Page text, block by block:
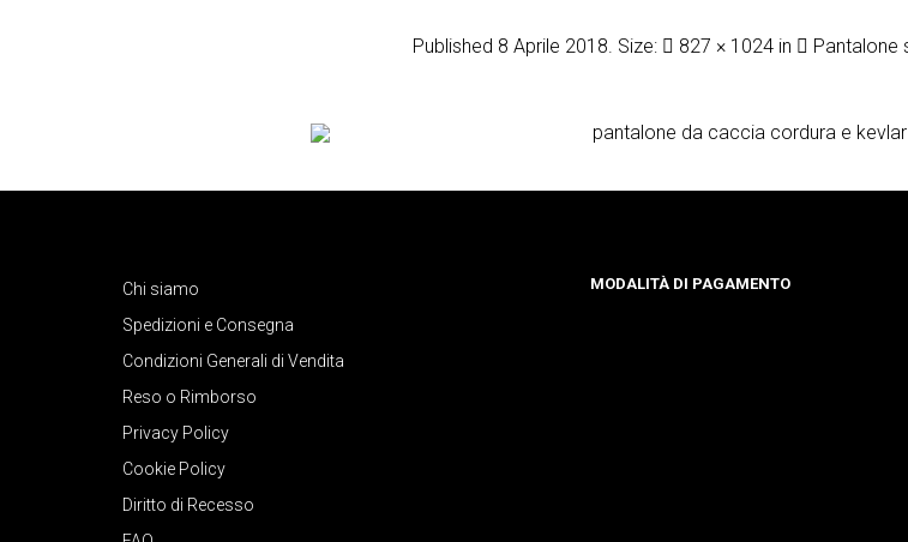
Published 8 Aprile 2018 . Size: 827 × 1024 in Pantalone
Chi siamo
Spedizioni e Consegna
Condizioni Generali di Vendita
Reso o Rimborso
Privacy Policy
Cookie Policy
Diritto di Recesso
MODALITÀ DI PAGAMENTO